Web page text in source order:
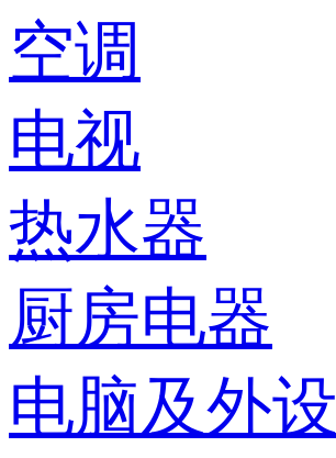
空调
电视
热水器
厨房电器
电脑及外设